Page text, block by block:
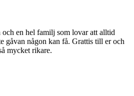
en hel familj som lovar att alltid
gåvan någon kan få. Grattis till er och
mycket rikare.